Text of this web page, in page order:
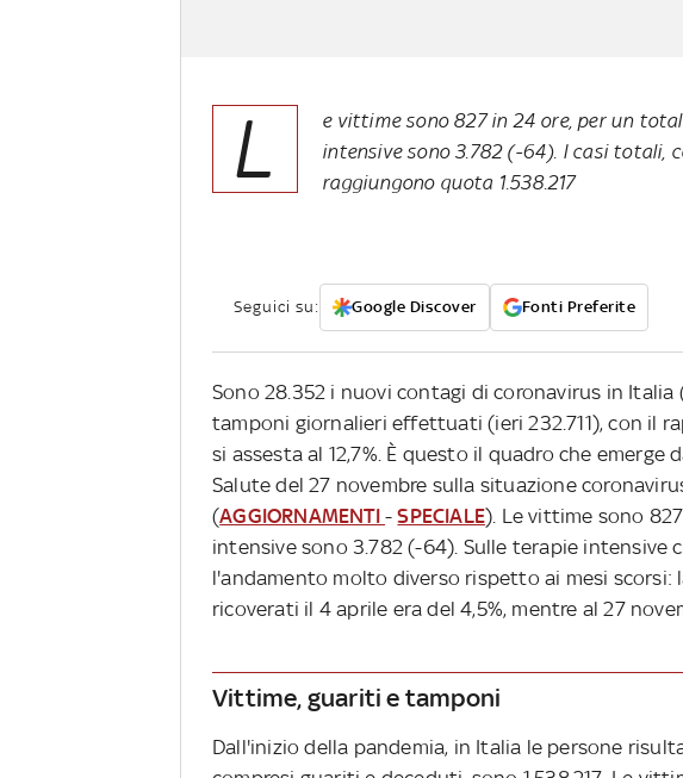
L
e vittime sono 827 in 24 ore, per un
intensive sono 3.782 (-64). I casi totali,
raggiungono quota 1.538.217
Seguici su: Google Discover Fonti Preferite
Sono 28.352 i nuovi contagi di coronavirus in Italia
tamponi giornalieri effettuati (ieri 232.711), con il
si assesta al 12,7%. È questo il quadro che
Salute del 27 novembre sulla situazione
(AGGIORNAMENTI-SPECIALE). Le vittime sono
intensive sono 3.782 (-64). Sulle terapie intensive
l'andamento molto diverso rispetto ai mesi scorsi:
ricoverati il 4 aprile era del 4,5%, mentre al 27
Vittime, guariti e tamponi
Dall'inizio della pandemia, in Italia le persone